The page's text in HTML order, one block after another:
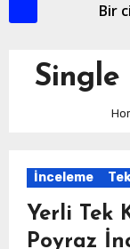
Bir
İnceleme
Yerli Tek
Poyraz